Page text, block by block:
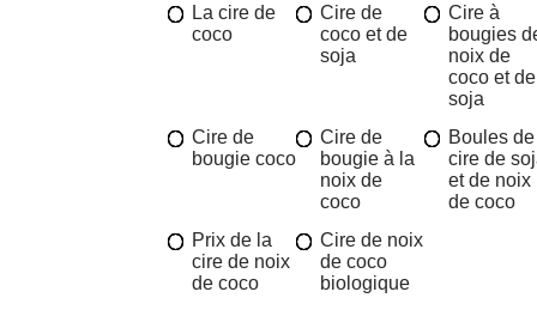
La cire de
coco
Cire de
coco et de
soja
Cire à
bougies
noix de
coco et de
soja
Cire de
bougie coco
Cire de
bougie à la
noix de
coco
Boules de
cire de
et de noix
de coco
Prix de la
cire de noix
de coco
Cire de noix
de coco
biologique